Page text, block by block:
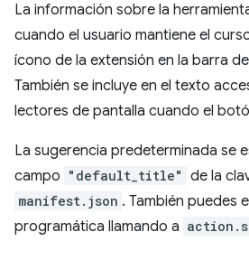
La información sobre la
cuando el usuario mantiene el
ícono de la extensión en la barra
También se incluye en el texto
lectores de pantalla cuando el
La sugerencia predeterminada se
campo "default_title" de la
manifest.json . También puedes
programática llamando a